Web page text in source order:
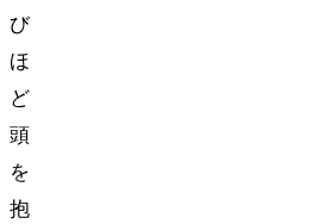
び
ほ
ど
頭
を
抱